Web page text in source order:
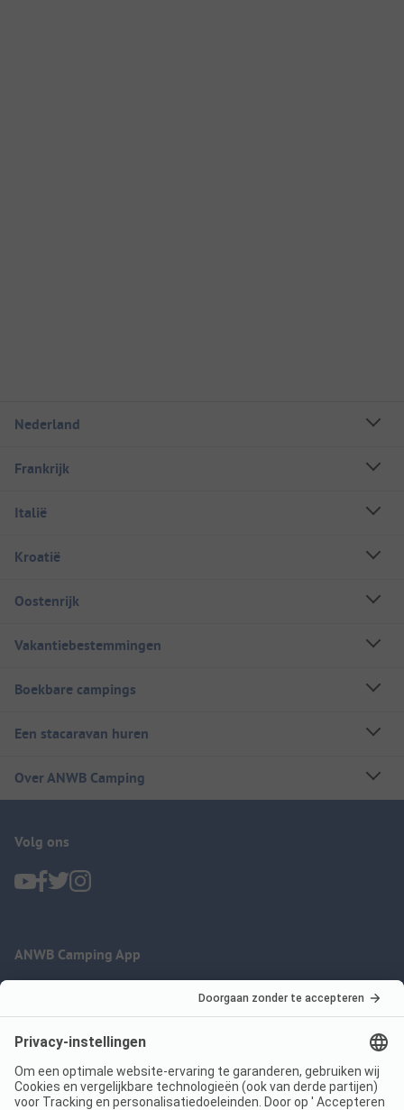
Nederland
Frankrijk
Italië
Kroatië
Oostenrijk
Vakantiebestemmingen
Boekbare campings
Een stacaravan huren
Over ANWB Camping
Volg ons
ANWB Camping App
Imprint Voorwaarden